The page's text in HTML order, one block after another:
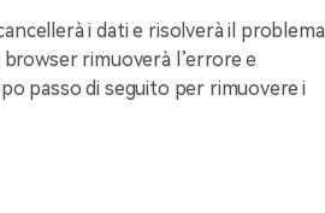
i dati e risolverà il problema
browser rimuoverà l’errore e
passo di seguito per rimuovere i